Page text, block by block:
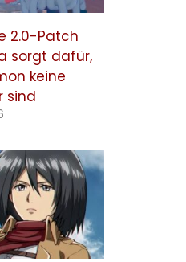
2.0-Patch
sorgt dafür,
keine
sind